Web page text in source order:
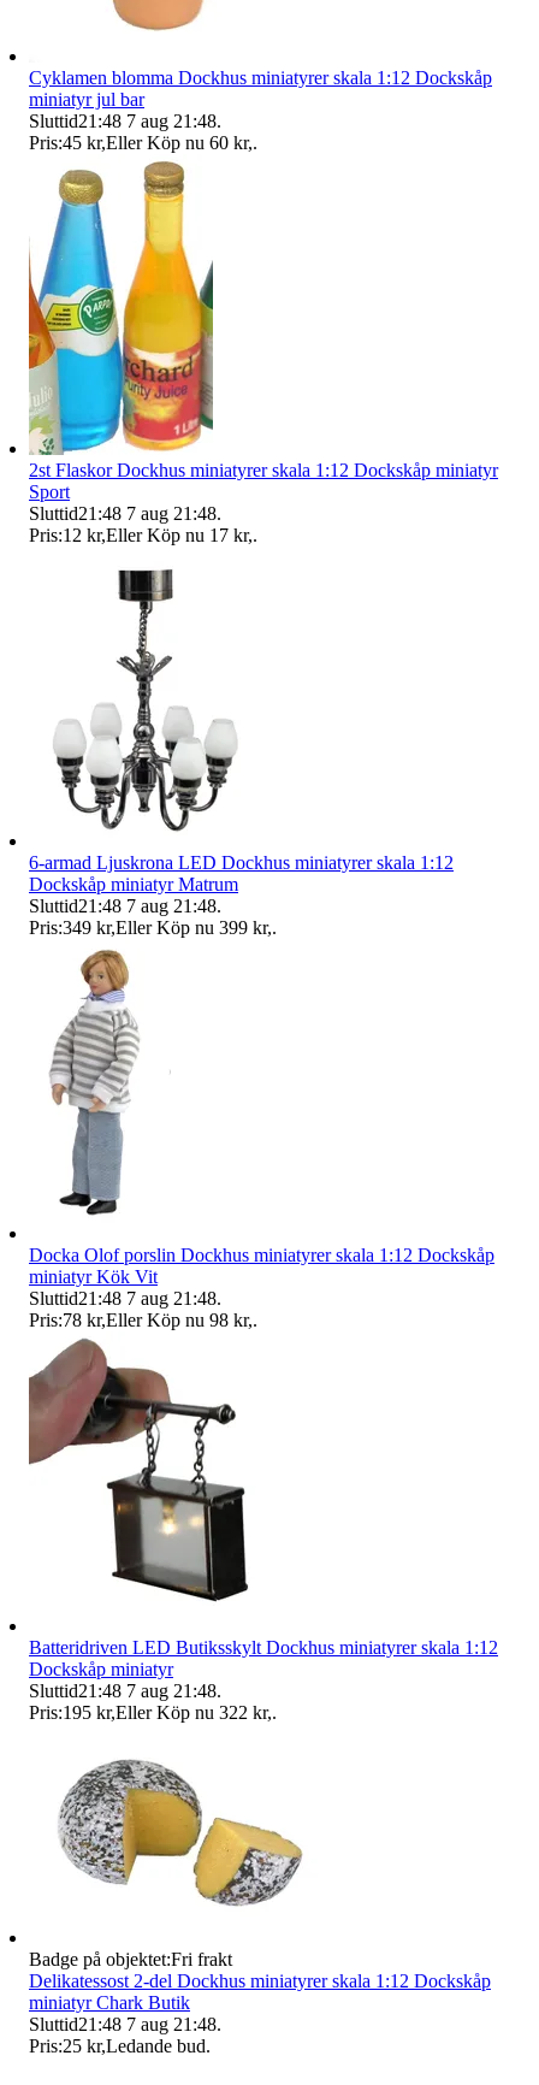
Cyklamen blomma Dockhus miniatyrer skala 1:12 Dockskåp
miniatyr jul bar
Sluttid21:48 7 aug 21:48.
Pris:45 kr,Eller Köp nu 60 kr,.
2st Flaskor Dockhus miniatyrer skala 1:12 Dockskåp miniatyr
Sport
Sluttid21:48 7 aug 21:48.
Pris:12 kr,Eller Köp nu 17 kr,.
6-armad Ljuskrona LED Dockhus miniatyrer skala 1:12
Dockskåp miniatyr Matrum
Sluttid21:48 7 aug 21:48.
Pris:349 kr,Eller Köp nu 399 kr,.
Docka Olof porslin Dockhus miniatyrer skala 1:12 Dockskåp
miniatyr Kök Vit
Sluttid21:48 7 aug 21:48.
Pris:78 kr,Eller Köp nu 98 kr,.
Batteridriven LED Butiksskylt Dockhus miniatyrer skala 1:12
Dockskåp miniatyr
Sluttid21:48 7 aug 21:48.
Pris:195 kr,Eller Köp nu 322 kr,.
Badge på objektet:Fri frakt
Delikatessost 2-del Dockhus miniatyrer skala 1:12 Dockskåp
miniatyr Chark Butik
Sluttid21:48 7 aug 21:48.
Pris:25 kr,Ledande bud.